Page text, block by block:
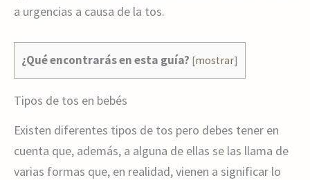
a urgencias a causa de la tos.
¿Qué encontrarás en esta guía? [mostrar]
Tipos de tos en bebés
Existen diferentes tipos de tos pero debes tener en
cuenta que, además, a alguna de ellas se las llama de
varias formas que, en realidad, vienen a significar lo